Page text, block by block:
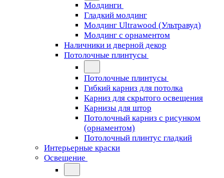
Молдинги
Гладкий молдинг
Молдинг Ultrawood (Ультравуд)
Молдинг с орнаментом
Наличники и дверной декор
Потолочные плинтусы
Потолочные плинтусы
Гибкий карниз для потолка
Карниз для скрытого освещения
Карнизы для штор
Потолочный карниз с рисунком
(орнаментом)
Потолочный плинтус гладкий
Интерьерные краски
Освещение